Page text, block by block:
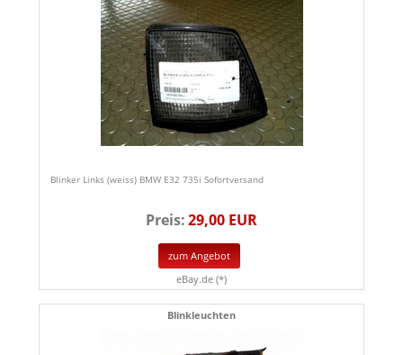
Blinker Links (weiss) BMW E32 735i Sofortversand
Preis:29,00 EUR
zum Angebot
eBay.de (*)
Blinkleuchten